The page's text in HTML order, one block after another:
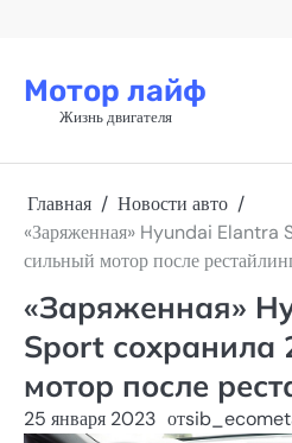
Мотор лайф
Жизнь двигателя
Главная
Новости авто
«Заряженная» Hyundai Elantra
сильный мотор после
«Заряженная»
Sport сохранила
мотор после
25 января 2023 от